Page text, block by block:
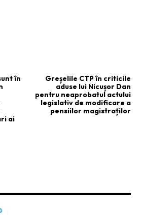
în
ai
Greșelile CTP în criticile
aduse lui Nicușor Dan
pentru neaprobatul actului
legislativ de modificare a
pensiilor magistraților